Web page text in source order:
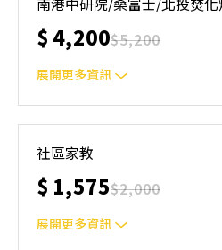
訓練、影片分析 初學者：希望能
技能
$ 4,200$5,200
展開更多資訊
選手課程內容：陸地訓練、水感
技能
社區家教
$ 1,575$2,000
展開更多資訊